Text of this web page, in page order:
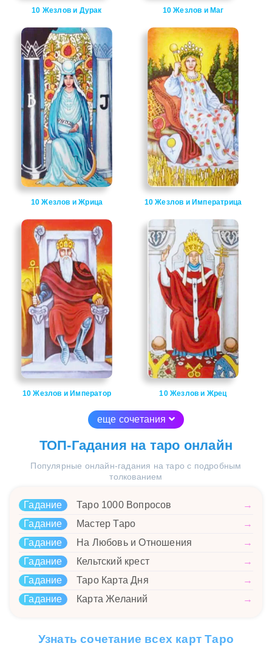
10 Жезлов и Дурак 10 Жезлов и Маг
10 Жезлов и Жрица 10 Жезлов и Императрица
10 Жезлов и Император 10 Жезлов и Жрец
еще сочетания
ТОП-Гадания на таро онлайн
Популярные онлайн-гадания на таро с подробным
толкованием
Гадание Таро 1000 Вопросов
→
Гадание
Мастер Таро
→
Гадание
На Любовь и Отношения
→
Гадание
Кельтский крест
→
Гадание
Таро Карта Дня
→
Гадание
Карта Желаний →
Узнать сочетание всех карт Таро